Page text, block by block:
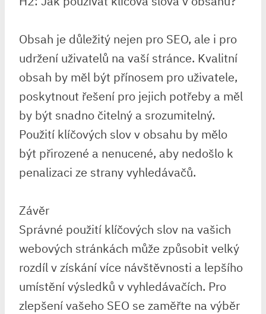
Obsah je důležitý nejen pro SEO, ale i pro
udržení uživatelů na vaší stránce. Kvalitní
obsah by měl být přínosem pro uživatele,
poskytnout řešení pro jejich potřeby a měl
by být snadno čitelný a srozumitelný.
Použití klíčových slov v obsahu by mělo
být přirozené a nenucené, aby nedošlo k
penalizaci ze strany vyhledávačů.
Závěr
Správné použití klíčových slov na vašich
webových stránkách může způsobit velký
rozdíl v získání více návštěvnosti a lepšího
umístění výsledků v vyhledávačích. Pro
zlepšení vašeho SEO se zaměřte na výběr